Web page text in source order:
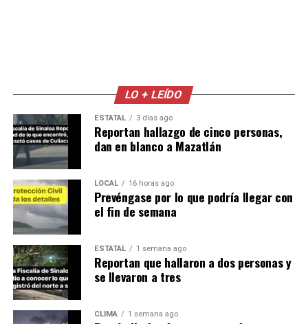
LO + LEÍDO
ESTATAL 3 días ago
Reportan hallazgo de cinco personas,
dan en blanco a Mazatlán
LOCAL 16 horas ago
Prevéngase por lo que podría llegar con
el fin de semana
ESTATAL 1 semana ago
Reportan que hallaron a dos personas y
se llevaron a tres
CLIMA 1 semana ago